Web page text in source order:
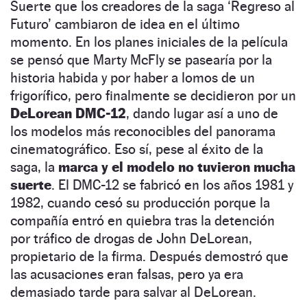
Suerte que los creadores de la saga ‘Regreso al
Futuro’ cambiaron de idea en el último
momento. En los planes iniciales de la película
se pensó que Marty McFly se pasearía por la
historia habida y por haber a lomos de un
frigorífico, pero finalmente se decidieron por un
DeLorean DMC-12, dando lugar así a uno de
los modelos más reconocibles del panorama
cinematográfico. Eso sí, pese al éxito de la
saga, la marca y el modelo no tuvieron mucha
suerte. El DMC-12 se fabricó en los años 1981 y
1982, cuando cesó su producción porque la
compañía entró en quiebra tras la detención
por tráfico de drogas de John DeLorean,
propietario de la firma. Después demostró que
las acusaciones eran falsas, pero ya era
demasiado tarde para salvar al DeLorean.